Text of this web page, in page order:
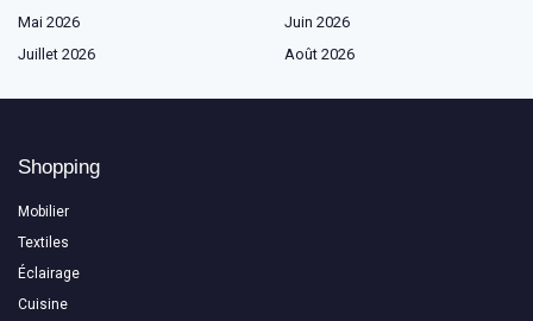
Mai 2026
Juin 2026
Juillet 2026
Août 2026
Shopping
Mobilier
Textiles
Éclairage
Cuisine